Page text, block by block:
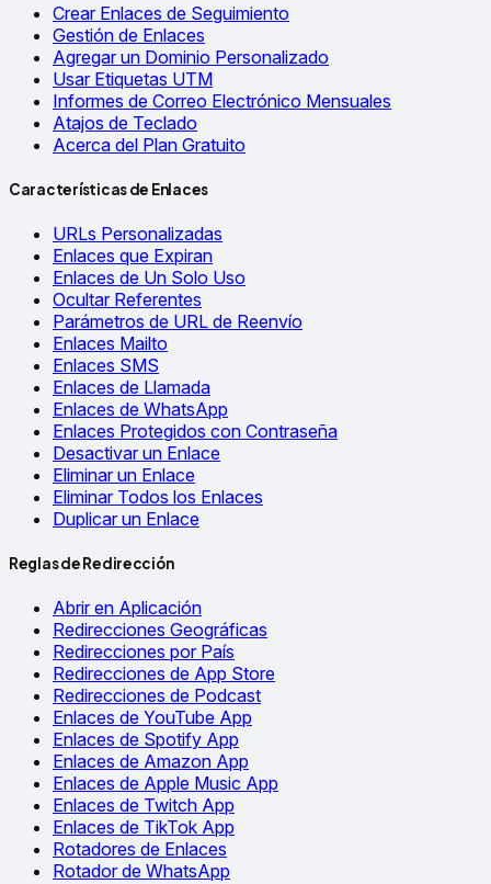
Crear Enlaces de Seguimiento
Gestión de Enlaces
Agregar un Dominio Personalizado
Usar Etiquetas UTM
Informes de Correo Electrónico Mensuales
Atajos de Teclado
Acerca del Plan Gratuito
Características de Enlaces
URLs Personalizadas
Enlaces que Expiran
Enlaces de Un Solo Uso
Ocultar Referentes
Parámetros de URL de Reenvío
Enlaces Mailto
Enlaces SMS
Enlaces de Llamada
Enlaces de WhatsApp
Enlaces Protegidos con Contraseña
Desactivar un Enlace
Eliminar un Enlace
Eliminar Todos los Enlaces
Duplicar un Enlace
Reglas de Redirección
Abrir en Aplicación
Redirecciones Geográficas
Redirecciones por País
Redirecciones de App Store
Redirecciones de Podcast
Enlaces de YouTube App
Enlaces de Spotify App
Enlaces de Amazon App
Enlaces de Apple Music App
Enlaces de Twitch App
Enlaces de TikTok App
Rotadores de Enlaces
Rotador de WhatsApp